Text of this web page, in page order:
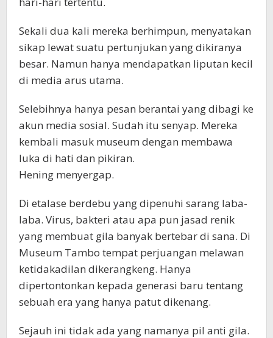
Sekali dua kali mereka berhimpun, menyatakan
sikap lewat suatu pertunjukan yang dikiranya
besar. Namun hanya mendapatkan liputan kecil
di media arus utama.
Selebihnya hanya pesan berantai yang dibagi ke
akun media sosial. Sudah itu senyap. Mereka
kembali masuk museum dengan membawa
luka di hati dan pikiran.
Hening menyergap.
Di etalase berdebu yang dipenuhi sarang laba-
laba. Virus, bakteri atau apa pun jasad renik
yang membuat gila banyak bertebar di sana. Di
Museum Tambo tempat perjuangan melawan
ketidakadilan dikerangkeng. Hanya
dipertontonkan kepada generasi baru tentang
sebuah era yang hanya patut dikenang.
Sejauh ini tidak ada yang namanya pil anti gila.